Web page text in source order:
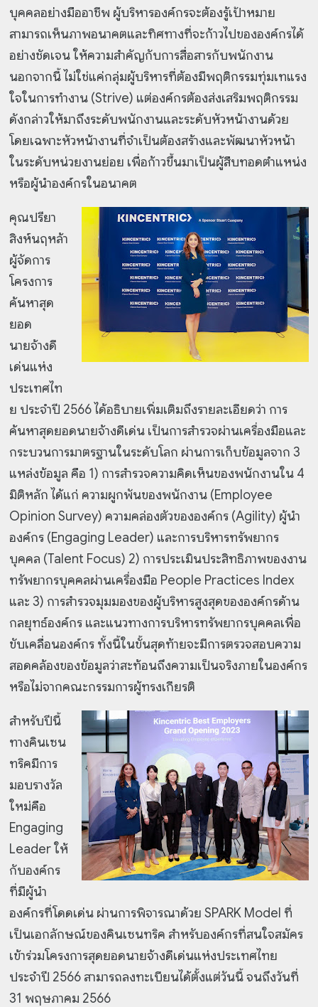
บุคคลอย่างมืออาชีพ ผู้บริหารองค์กรจะต้องรู้เป้าหมาย
สามารถเห็นภาพอนาคตและทิศทางที่จะก้าวไปขององค์กรได้
อย่างชัดเจน ให้ความสำคัญกับการสื่อสารกับพนักงาน
นอกจากนี้ ไม่ใช่แค่กลุ่มผู้บริหารที่ต้องมีพฤติกรรมทุ่มเทแรง
ใจในการทำงาน (Strive) แต่องค์กรต้องส่งเสริมพฤติกรรม
ดังกล่าวให้มาถึงระดับพนักงานและระดับหัวหน้างานด้วย
โดยเฉพาะหัวหน้างานที่จำเป็นต้องสร้างและพัฒนาหัวหน้า
ในระดับหน่วยงานย่อย เพื่อก้าวขึ้นมาเป็นผู้สืบทอดตำแหน่ง
หรือผู้นำองค์กรในอนาคต
คุณปรียา
สิงห์นฤหล้า
ผู้จัดการ
โครงการ
ค้นหาสุด
ยอด
นายจ้างดี
เด่นแห่ง
ประเทศไท
ย ประจำปี 2566 ได้อธิบายเพิ่มเติมถึงรายละเอียดว่า การ
ค้นหาสุดยอดนายจ้างดีเด่น เป็นการสำรวจผ่านเครื่องมือและ
กระบวนการมาตรฐานในระดับโลก ผ่านการเก็บข้อมูลจาก 3
แหล่งข้อมูล คือ 1) การสำรวจความคิดเห็นของพนักงานใน 4
มิติหลัก ได้แก่ ความผูกพันของพนักงาน (Employee
Opinion Survey) ความคล่องตัวขององค์กร (Agility) ผู้นำ
องค์กร (Engaging Leader) และการบริหารทรัพยากร
บุคคล (Talent Focus) 2) การประเมินประสิทธิภาพของงาน
ทรัพยากรบุคคลผ่านเครื่องมือ People Practices Index
และ 3) การสำรวจมุมมองของผู้บริหารสูงสุดขององค์กรด้าน
กลยุทธ์องค์กร และแนวทางการบริหารทรัพยากรบุคคลเพื่อ
ขับเคลื่อนองค์กร ทั้งนี้ในขั้นสุดท้ายจะมีการตรวจสอบความ
สอดคล้องของข้อมูลว่าสะท้อนถึงความเป็นจริงภายในองค์กร
หรือไม่จากคณะกรรมการผู้ทรงเกียรติ
สำหรับปีนี้
ทางคินเซน
ทริคมีการ
มอบรางวัล
ใหม่คือ
Engaging
Leader ให้
กับองค์กร
ที่มีผู้นำ
องค์กรที่โดดเด่น ผ่านการพิจารณาด้วย SPARK Model ที่
เป็นเอกลักษณ์ของคินเซนทริค สำหรับองค์กรที่สนใจสมัคร
เข้าร่วมโครงการสุดยอดนายจ้างดีเด่นแห่งประเทศไทย
ประจำปี 2566 สามารถลงทะเบียนได้ตั้งแต่วันนี้ จนถึงวันที่
31 พฤษภาคม 2566